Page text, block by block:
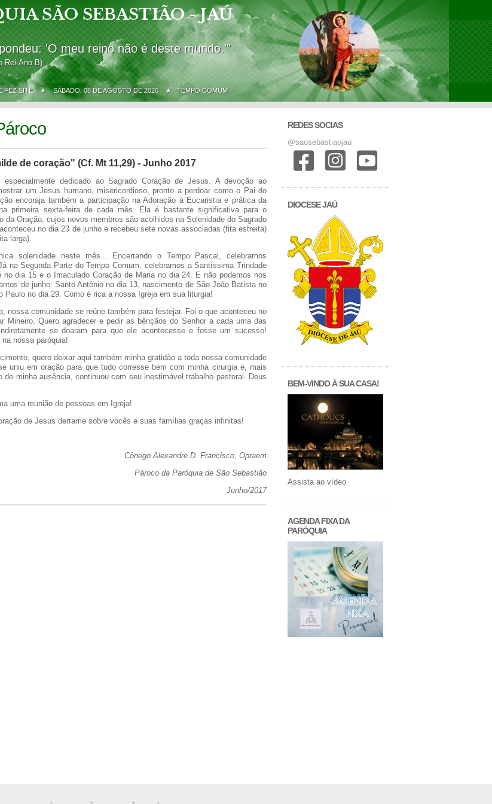
SÃO SEBASTIÃO - JAÚ
'O meu reino não é deste mundo.'"
Rei-Ano B)
SE FEZ SITE ★SÁBADO, 08 DE AGOSTO DE 2026 ★ TEMPO COMUM
de coração" (Cf. Mt 11,29) - Junho 2017
dedicado ao Sagrado Coração de Jesus. A devoção ao
um Jesus humano, misericordioso, pronto a perdoar como o Pai do
encoraja também a participação na Adoração à Eucaristia e prática da
na primeira sexta-feira de cada mês. Ela é bastante significativa para o
da Oração, cujos novos membros são acolhidos na Solenidade do Sagrado
no dia 23 de junho e recebeu sete novas associadas (fita estreita)
larga).
solenidade neste mês... Encerrando o Tempo Pascal, celebramos
na Segunda Parte do Tempo Comum, celebramos a Santíssima Trindade
no dia 15 e o Imaculado Coração de Maria no dia 24. E não podemos nos
de junho: Santo Antônio no dia 13, nascimento de São João Batista no
Paulo no dia 29. Como é rica a nossa Igreja em sua liturgia!
nossa comunidade se reúne também para festejar. Foi o que aconteceu no
Mineiro. Quero agradecer e pedir as bênçãos do Senhor a cada uma das
se doaram para que ele acontecesse e fosse um sucesso!
nossa paróquia!
quero deixar aqui também minha gratidão a toda nossa comunidade
uniu em oração para que tudo corresse bem com minha cirurgia e, mais
de minha ausência, continuou com seu inestimável trabalho pastoral. Deus
uma reunião de pessoas em Igreja!
de Jesus derrame sobre vocês e suas famílias graças infinitas!
Cônego Alexandre D. Francisco, Opraem
Pároco da Paróquia de São Sebastião
Junho/2017
REDES SOCIAS
@saosebastiaojau
DIOCESE JAÚ
BEM-VINDO À SUA CASA!
Assista ao vídeo
AGENDA FIXA DA
PARÓQUIA